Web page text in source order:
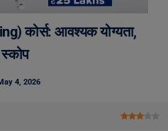
कोर्स: आवश्यक योग्यता,
4, 2026